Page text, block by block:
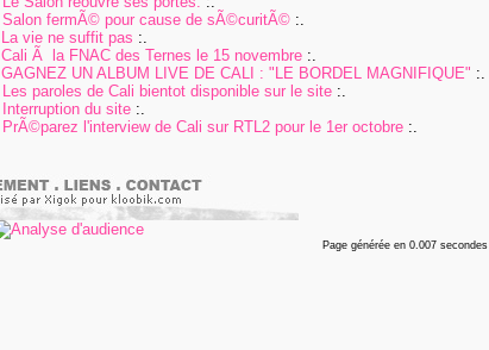
Salon fermÃ© pour cause de sÃ©curitÃ© :.
La vie ne suffit pas :.
Cali Ã la FNAC des Ternes le 15 novembre :.
GAGNEZ UN ALBUM LIVE DE CALI : "LE BORDEL MAGNIFIQUE" :.
Les paroles de Cali bientot disponible sur le site :.
Interruption du site :.
PrÃ©parez l'interview de Cali sur RTL2 pour le 1er octobre :.
Page générée en 0.007 secondes